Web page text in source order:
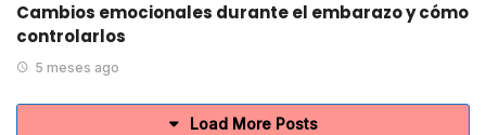
Cambios emocionales durante el embarazo y cómo
controlarlos
5 meses ago
Load More Posts